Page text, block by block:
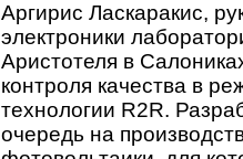
Аргирис Ласкаракис,
электроники
Аристотеля в
контроля качества в
технологии R2R.
очередь на